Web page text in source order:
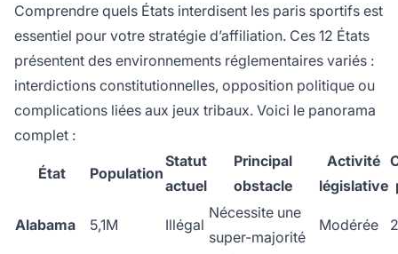
Comprendre quels États interdisent les paris sportifs est
essentiel pour votre stratégie d’affiliation. Ces 12 États
présentent des environnements réglementaires variés :
interdictions constitutionnelles, opposition politique ou
complications liées aux jeux tribaux. Voici le panorama
complet :
État Population
Statut
actuel
Principal
obstacle
Activité
législative
Alabama 5,1M Illégal
Nécessite une
super-majorité
Modérée